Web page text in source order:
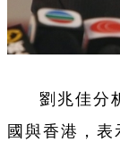
劉兆佳分
國與香港，